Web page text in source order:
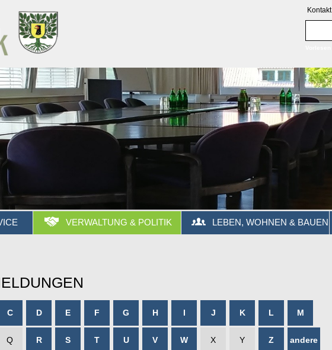
Kontakt
VERWALTUNG & POLITIK LEBEN, WOHNEN & BAUEN
C D E F G H I J K L M
Q R S T U V W X Y Z andere